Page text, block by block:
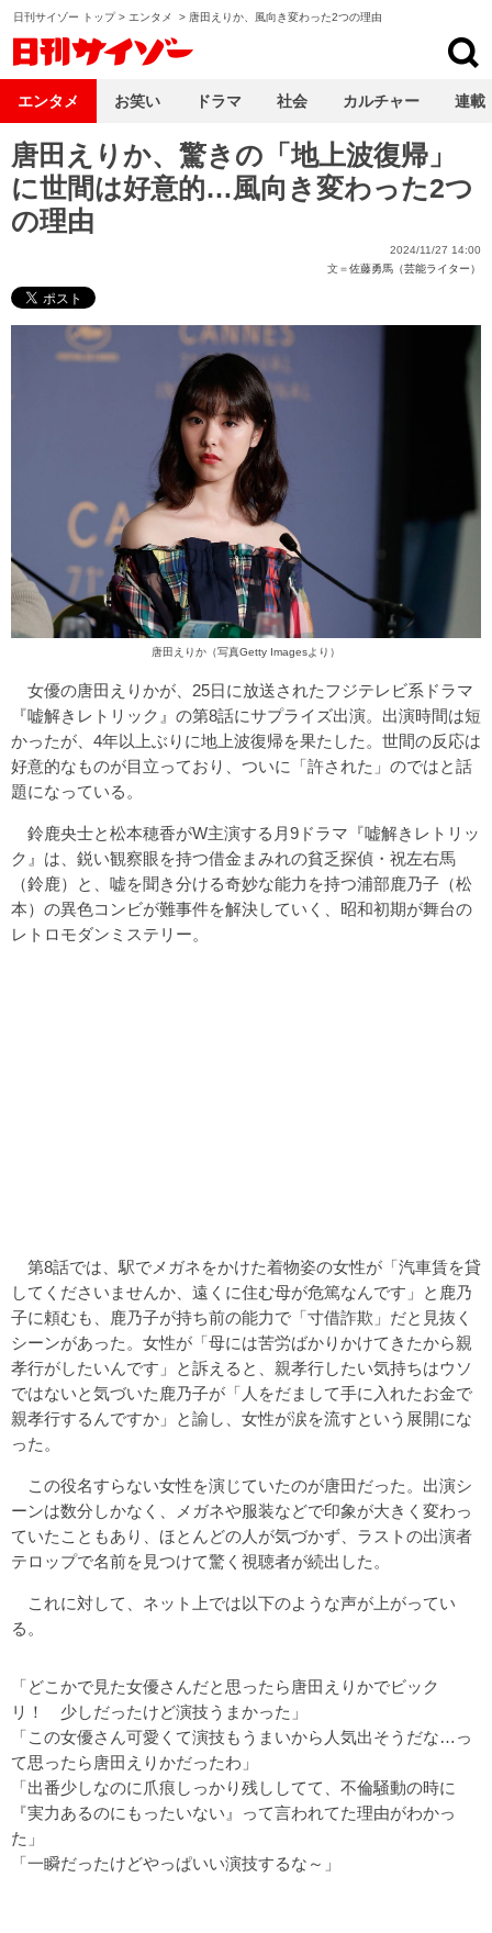
日刊サイゾー トップ> エンタメ > 唐田えりか、風向き変わった2つの理由
唐田えりか、驚きの「地上波復帰」
に世間は好意的…風向き変わった2つ
の理由
2024/11/27 14:00
文＝佐藤勇馬（芸能ライター）
唐田えりか（写真Getty Imagesより）
女優の唐田えりかが、25日に放送されたフジテレビ系ドラマ
『嘘解きレトリック』の第8話にサプライズ出演。出演時間は短
かったが、4年以上ぶりに地上波復帰を果たした。世間の反応は
好意的なものが目立っており、ついに「許された」のではと話
題になっている。
鈴鹿央士と松本穂香がW主演する月9ドラマ『嘘解きレトリッ
ク』は、鋭い観察眼を持つ借金まみれの貧乏探偵・祝左右馬
（鈴鹿）と、嘘を聞き分ける奇妙な能力を持つ浦部鹿乃子（松
本）の異色コンビが難事件を解決していく、昭和初期が舞台の
レトロモダンミステリー。
第8話では、駅でメガネをかけた着物姿の女性が「汽車賃を貸
してくださいませんか、遠くに住む母が危篤なんです」と鹿乃
子に頼むも、鹿乃子が持ち前の能力で「寸借詐欺」だと見抜く
シーンがあった。女性が「母には苦労ばかりかけてきたから親
孝行がしたいんです」と訴えると、親孝行したい気持ちはウソ
ではないと気づいた鹿乃子が「人をだまして手に入れたお金で
親孝行するんですか」と諭し、女性が涙を流すという展開にな
った。
この役名すらない女性を演じていたのが唐田だった。出演シ
ーンは数分しかなく、メガネや服装などで印象が大きく変わっ
ていたこともあり、ほとんどの人が気づかず、ラストの出演者
テロップで名前を見つけて驚く視聴者が続出した。
これに対して、ネット上では以下のような声が上がってい
る。
「どこかで見た女優さんだと思ったら唐田えりかでビック
リ！ 少しだったけど演技うまかった」
「この女優さん可愛くて演技もうまいから人気出そうだな…っ
て思ったら唐田えりかだったわ」
「出番少しなのに爪痕しっかり残ししてて、不倫騒動の時に
『実力あるのにもったいない』って言われてた理由がわかっ
た」
「一瞬だったけどやっぱいい演技するな～」
エンタメ お笑い ドラマ 社会 カルチャー 連載